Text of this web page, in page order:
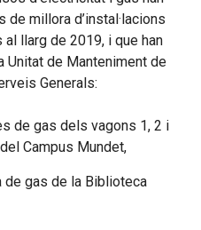
millora d’instal·lacions
llarg de 2019, i que han
de Manteniment de
Generals:
de gas dels vagons 1, 2 i
Campus Mundet,
de gas de la Biblioteca